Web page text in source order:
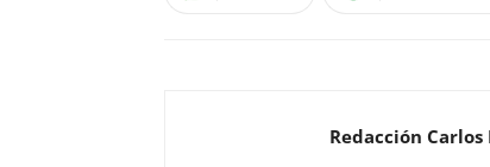
Redacción Carlos